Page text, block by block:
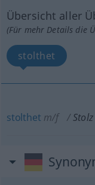
Übersicht aller
(Für mehr Details die
stolthet
stolthet m/f Stolz